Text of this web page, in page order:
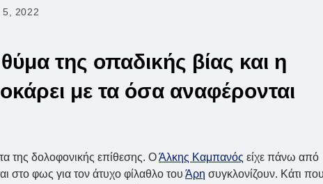
5, 2022
της οπαδικής βίας και η
με τα όσα αναφέρονται
της δολοφονικής επίθεσης. ΟΆλκης Καμπανός είχε πάνω από
στο φως για τον άτυχο φίλαθλο του Άρη συγκλονίζουν. Κάτι